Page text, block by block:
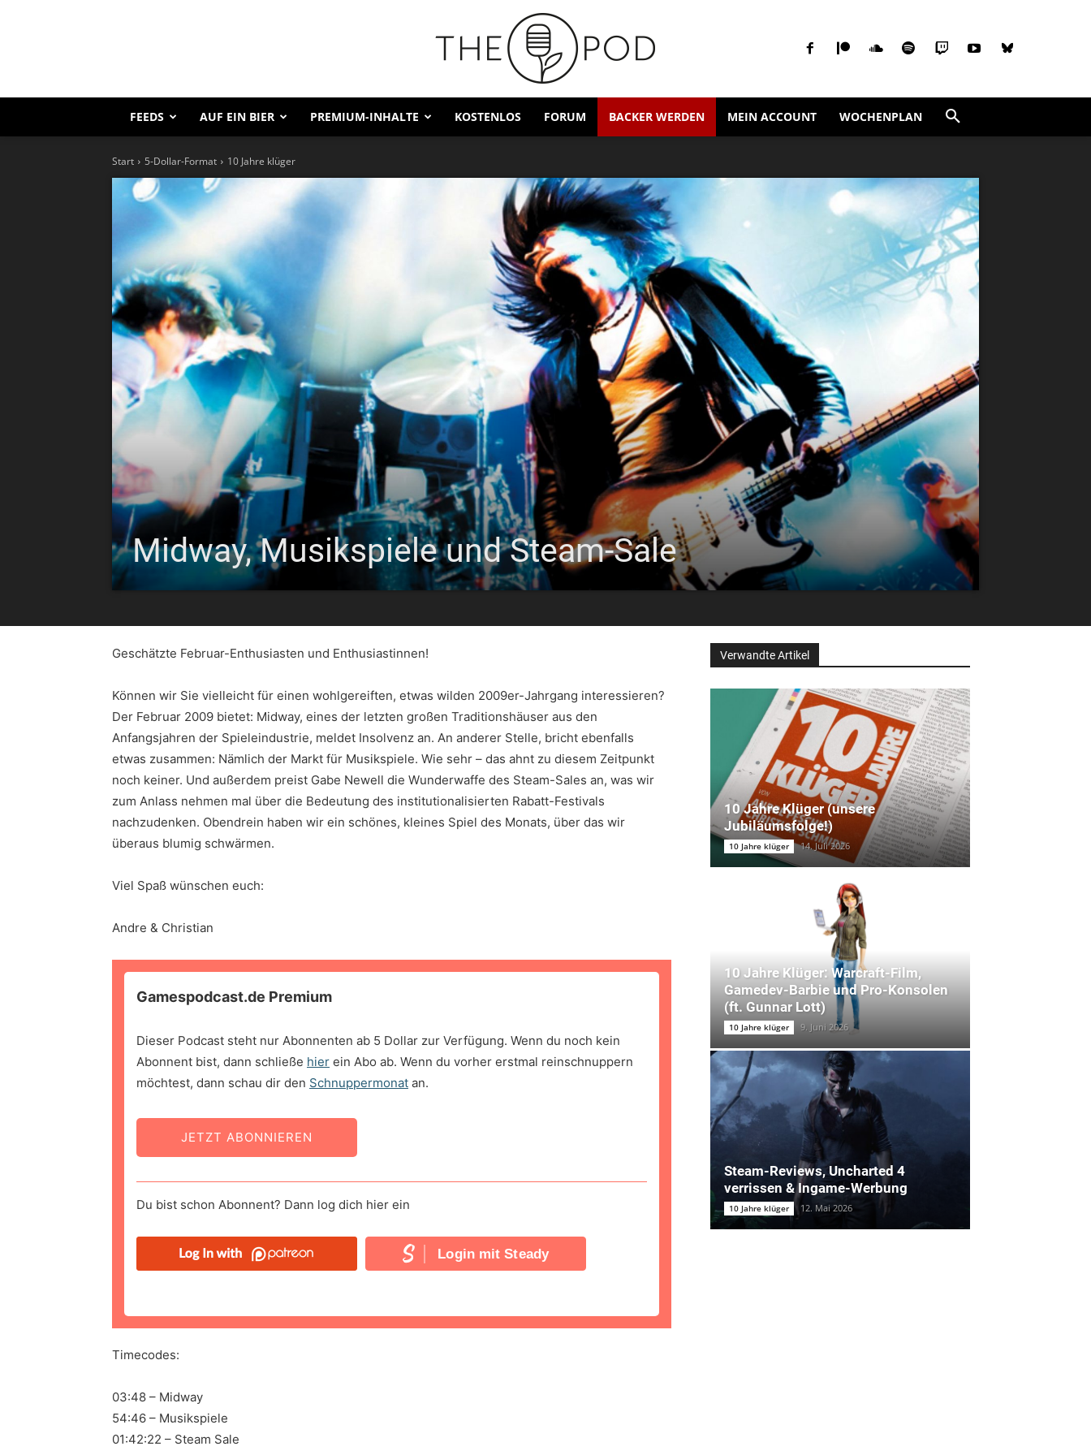
FEEDS AUF EIN BIER PREMIUM-INHALTE KOSTENLOS FORUM BACKER WERDEN MEIN ACCOUNT WOCHENPLAN
Start 5-Dollar-Format 10 Jahre klüger
Midway, Musikspiele und Steam-Sale
Geschätzte Februar-Enthusiasten und Enthusiastinnen!
Können wir Sie vielleicht für einen wohlgereiften, etwas wilden 2009er-Jahrgang interessieren?
Der Februar 2009 bietet: Midway, eines der letzten großen Traditionshäuser aus den
Anfangsjahren der Spieleindustrie, meldet Insolvenz an. An anderer Stelle, bricht ebenfalls
etwas zusammen: Nämlich der Markt für Musikspiele. Wie sehr – das ahnt zu diesem Zeitpunkt
noch keiner. Und außerdem preist Gabe Newell die Wunderwaffe des Steam-Sales an, was wir
zum Anlass nehmen mal über die Bedeutung des institutionalisierten Rabatt-Festivals
nachzudenken. Obendrein haben wir ein schönes, kleines Spiel des Monats, über das wir
überaus blumig schwärmen.
Viel Spaß wünschen euch:
Andre & Christian
Gamespodcast.de Premium
Dieser Podcast steht nur Abonnenten ab 5 Dollar zur Verfügung. Wenn du noch kein
Abonnent bist, dann schließe hier ein Abo ab. Wenn du vorher erstmal reinschnuppern
möchtest, dann schau dir den Schnuppermonat an.
JETZT ABONNIEREN
Du bist schon Abonnent? Dann log dich hier ein
Login mit Steady
Timecodes:
03:48 – Midway
54:46 – Musikspiele
01:42:22 – Steam Sale
Verwandte Artikel
10 Jahre Klüger (unsere
Jubiläumsfolge!)
10 Jahre klüger 14. Juli 2026
10 Jahre Klüger: Warcraft-Film,
Gamedev-Barbie und Pro-Konsolen
(ft. Gunnar Lott)
10 Jahre klüger 9. Juni 2026
Steam-Reviews, Uncharted 4
verrissen & Ingame-Werbung
10 Jahre klüger 12. Mai 2026